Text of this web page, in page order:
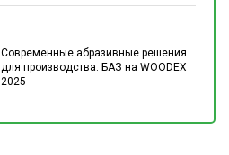
Современные абразивные решения
для производства: БАЗ на WOODEX
2025